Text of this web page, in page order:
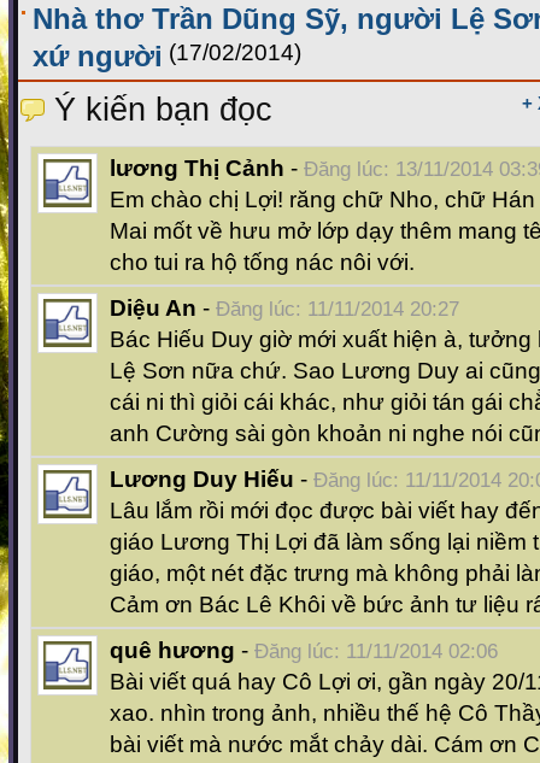
Nhà thơ Trần Dũng Sỹ, người Lệ
xứ người (17/02/2014)
+
Ý kiến bạn đọc
lương Thị Cảnh - Đăng lúc: 13/11/2014
Em chào chị Lợi! răng chữ Nho, chữ
Mai mốt về hưu mở lớp dạy thêm mang
cho tui ra hộ tống nác nôi với.
Diệu An - Đăng lúc: 11/11/2014 20:27
Bác Hiếu Duy giờ mới xuất hiện à,
Lệ Sơn nữa chứ. Sao Lương Duy ai
cái ni thì giỏi cái khác, như giỏi tán gái
anh Cường sài gòn khoản ni nghe nói
Lương Duy Hiếu - Đăng lúc: 11/11/2014
Lâu lắm rồi mới đọc được bài viết hay
giáo Lương Thị Lợi đã làm sống lại niềm
giáo, một nét đặc trưng mà không phải
Cảm ơn Bác Lê Khôi về bức ảnh tư liệu
quê hương - Đăng lúc: 11/11/2014 02:06
Bài viết quá hay Cô Lợi ơi, gần ngày 20/
xao. nhìn trong ảnh, nhiều thế hệ Cô
bài viết mà nước mắt chảy dài. Cám ơn